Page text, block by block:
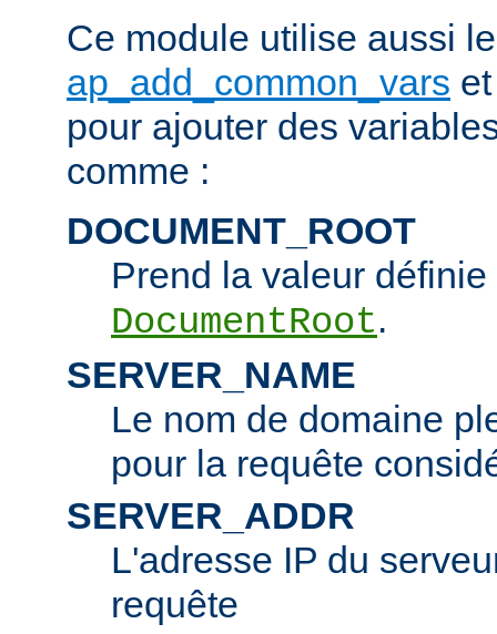
Ce module utilise aussi
ap_add_common_vars
pour ajouter des
comme :
DOCUMENT_ROOT
Prend la valeur
DocumentRoot.
SERVER_NAME
Le nom de domaine
pour la requête
SERVER_ADDR
L'adresse IP du
requête